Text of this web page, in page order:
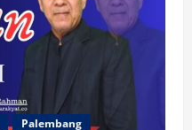
Palembang